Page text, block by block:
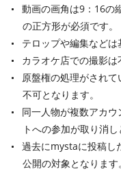
動画の画角は9：16の
の正方形が必須です。
テロップや編集などは
カラオケ店での撮影は
原盤権の処理がされ
不可となります。
同一人物が複数アカ
トへの参加が取り消し
過去にmystaに投稿し
公開の対象となります。